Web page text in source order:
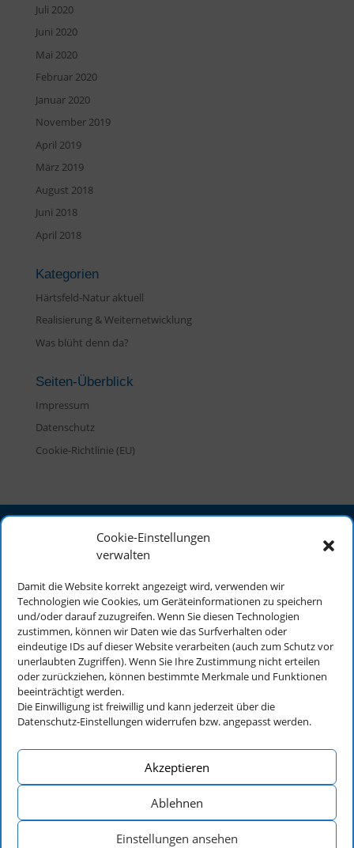
Cookie-Einstellungen
verwalten
Damit die Website korrekt angezeigt wird, verwenden wir
Technologien wie Cookies, um Geräteinformationen zu speichern
und/oder darauf zuzugreifen. Wenn Sie diesen Technologien
zustimmen, können wir Daten wie das Surfverhalten oder
eindeutige IDs auf dieser Website verarbeiten (auch zum Schutz vor
unerlaubten Zugriffen). Wenn Sie Ihre Zustimmung nicht erteilen
oder zurückziehen, können bestimmte Merkmale und Funktionen
beeinträchtigt werden.
Die Einwilligung ist freiwillig und kann jederzeit über die
Datenschutz-Einstellungen widerrufen bzw. angepasst werden.
Akzeptieren
Ablehnen
Einstellungen ansehen
Juli 2020
Juni 2020
Mai 2020
Februar 2020
Januar 2020
November 2019
April 2019
März 2019
August 2018
Juni 2018
April 2018
Kategorien
Härtsfeld-Natur aktuell
Realisierung & Weiternetwicklung
Was blüht denn da?
Seiten-Überblick
Impressum
Datenschutz
Cookie-Richtlinie (EU)
NABU Härtsfeld
Härtsfeldwerke 10
73450 Neresheim
Info
Impressum
Datenschutz